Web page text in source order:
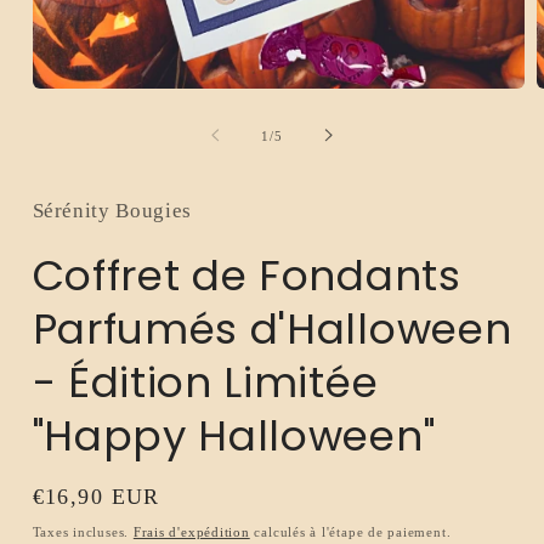
fenêtre
1/de
5
Sérénity Bougies
Coffret de Fondants
Parfumés d'Halloween
- Édition Limitée
"Happy Halloween"
Prix
habituel
€16,90 EUR
Taxes incluses. Frais d'expédition calculés à l'étape de paiement.